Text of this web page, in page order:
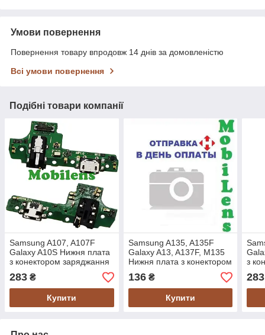
Умови повернення
Повернення товару впродовж 14 днів за домовленістю
Всі умови повернення
Подібні товари компанії
Samsung A107, A107F
Galaxy A10S Нижня плата
з конектором заряджання
283 ₴
Купити
Samsung A135, A135F
Galaxy A13, A137F, M135
Нижня плата з конектором
136₴
Купити
з
283